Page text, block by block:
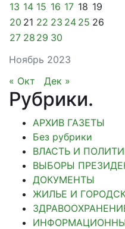
Ноябрь 2023
13 14 15 16 17 18 19
20 21 22 23 24 25 26
27 28 29 30
« Окт Дек »
Рубрики.
АРХИВ ГАЗЕТЫ
Без рубрики
ВЛАСТЬ И
ВЫБОРЫ
ДОКУМЕНТЫ
ЖИЛЬЕ И